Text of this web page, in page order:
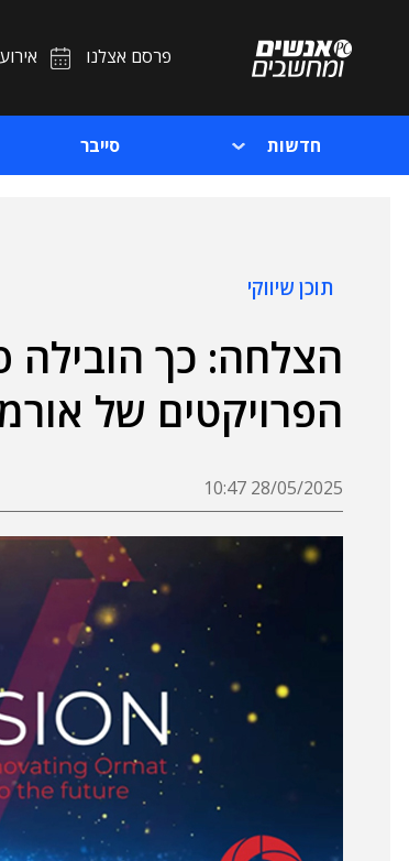
פרסם אצלנו
חדשות סייבר
תוכן שיווקי
הצלחה: כך הובילה
הפרויקטים של
28/05/2025 10:47